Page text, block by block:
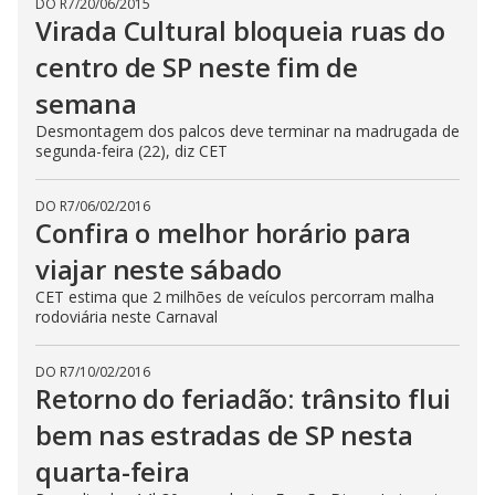
DO R7/20/06/2015
Virada Cultural bloqueia ruas do
centro de SP neste fim de
semana
Desmontagem dos palcos deve terminar na madrugada de
segunda-feira (22), diz CET
DO R7/06/02/2016
Confira o melhor horário para
viajar neste sábado
CET estima que 2 milhões de veículos percorram malha
rodoviária neste Carnaval
DO R7/10/02/2016
Retorno do feriadão: trânsito flui
bem nas estradas de SP nesta
quarta-feira